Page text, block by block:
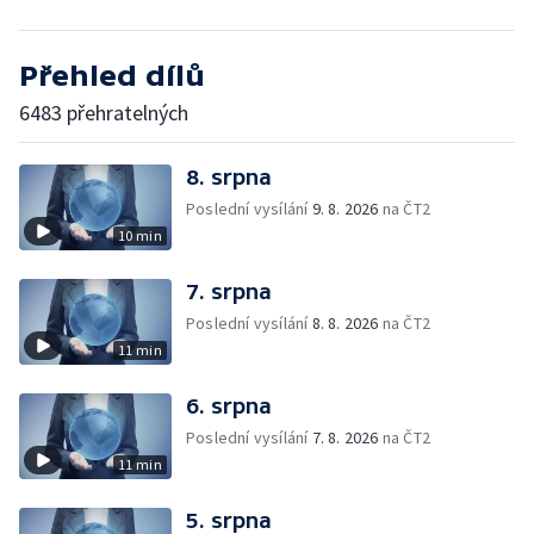
Přehled dílů
6483 přehratelných
10 min
8. srpna
Poslední vysílání9. 8. 2026 na ČT2
11 min
7. srpna
Poslední vysílání8. 8. 2026 na ČT2
11 min
6. srpna
Poslední vysílání 7. 8. 2026 na ČT2
5. srpna